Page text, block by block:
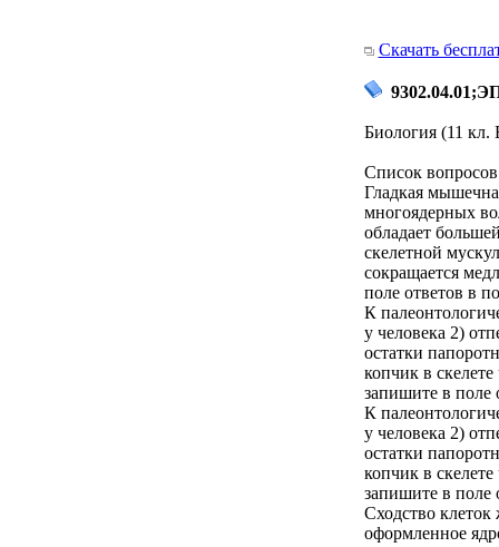
Скачать
Биология (11
Список вопросов
Гладкая
многоядерных
обладает
скелетной
сокращается
поле ответов в
К
у человека 2)
остатки
копчик в
запишите в поле
К
у человека 2)
остатки
копчик в
запишите в поле
Сходство
оформленное